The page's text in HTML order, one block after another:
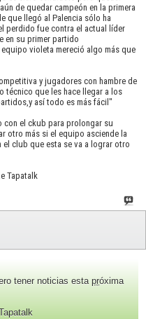
de quedar campeón en la primera
que llegó al Palencia sólo ha
perdido fue contra el actual líder
en su primer partido
violeta mereció algo más que
y jugadores con hambre de
técnico que les hace llegar a los
así todo es más fácil"
con el ckub para prolongar su
otro más si el equipo asciende la
club que esta se va a lograr otro
Tapatalk
tener noticias esta próxima